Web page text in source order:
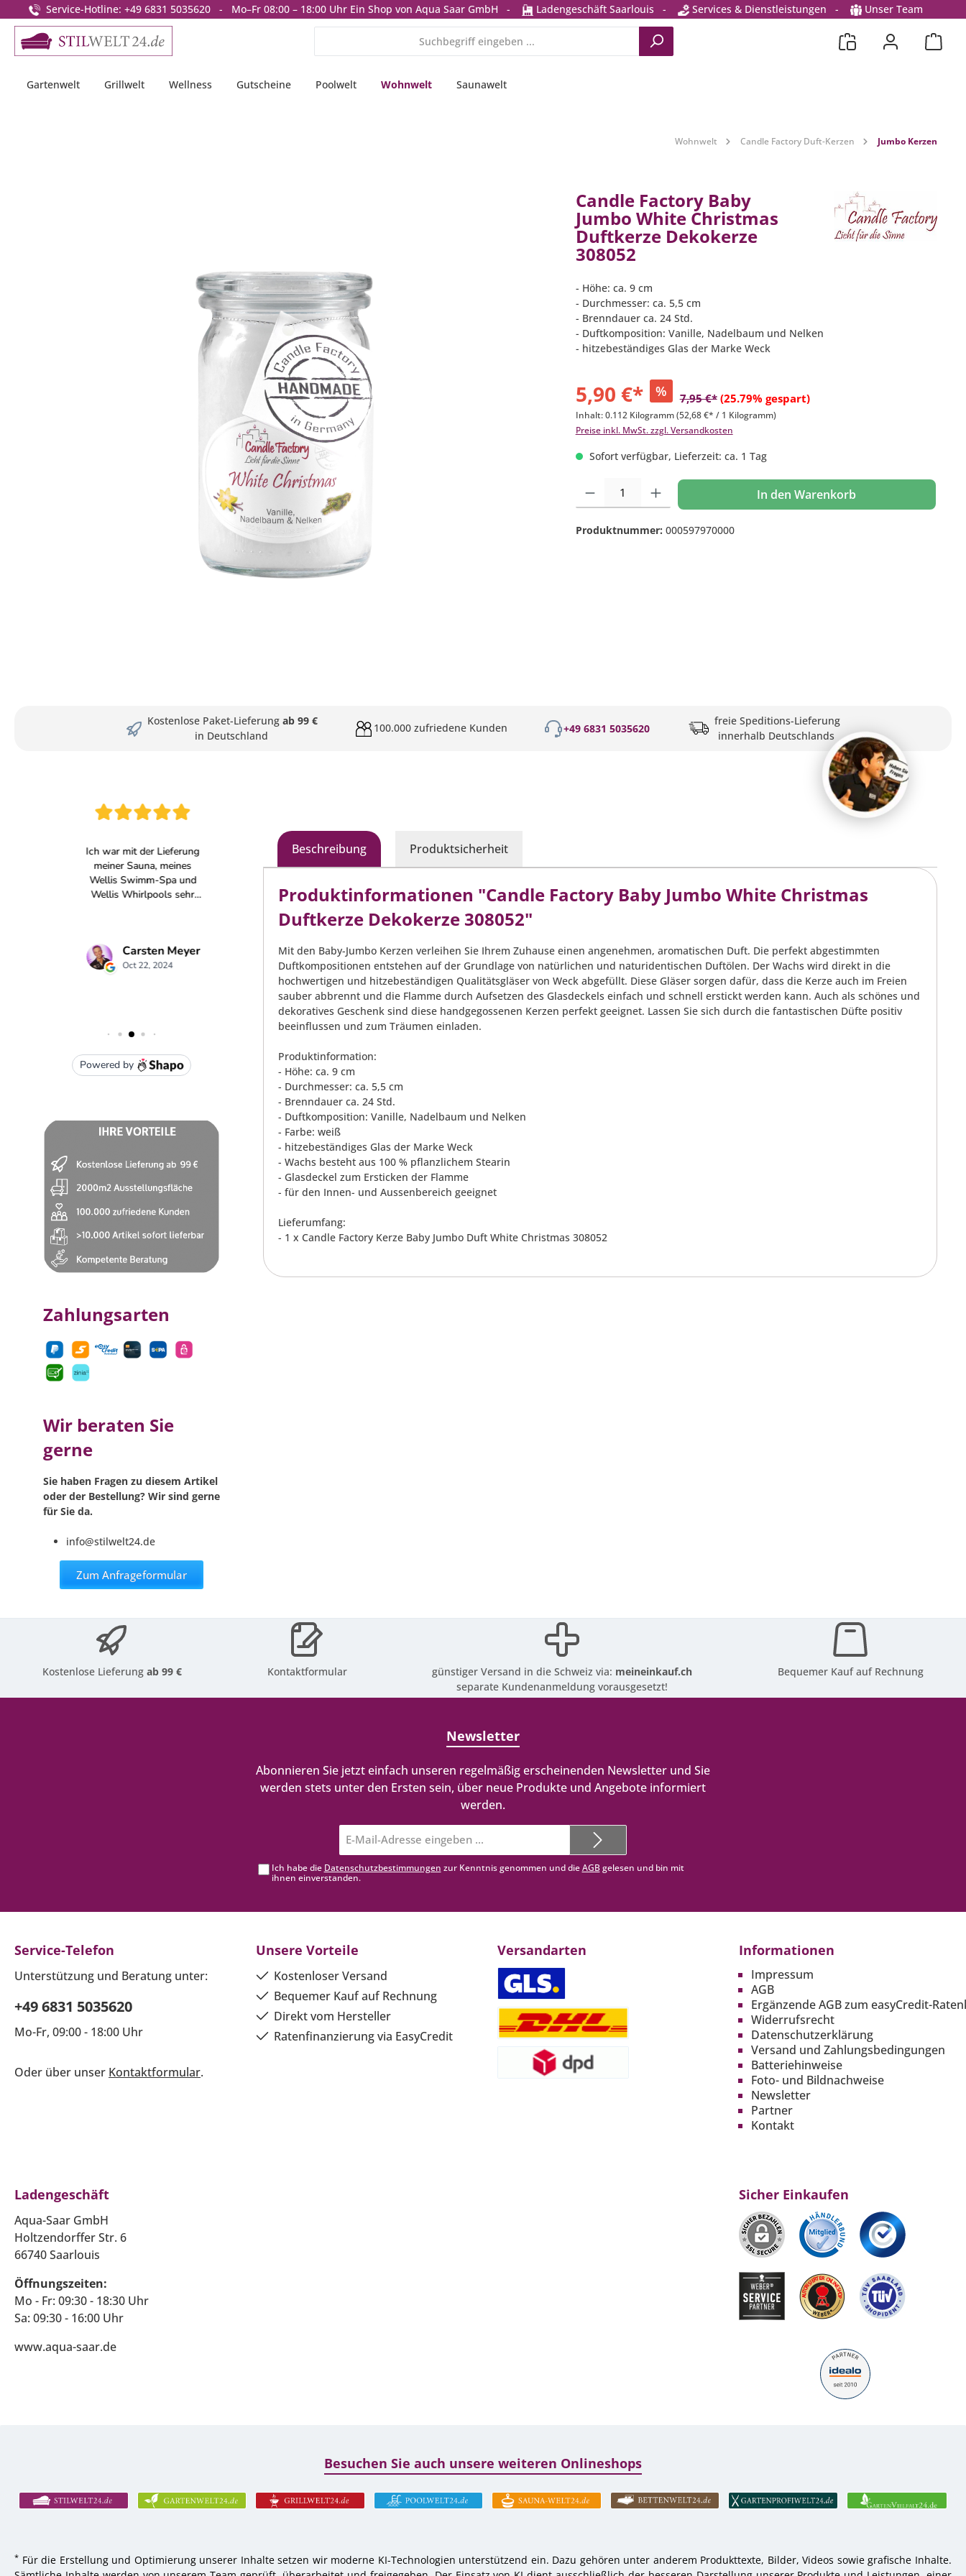
Zur Hauptnavigation springen
Service-Hotline: +49 6831 5035620 - Mo–Fr 08:00 – 18:00 Uhr Ein Shop von Aqua Saar GmbH - Ladengeschäft Saarlouis - Services & Dienstleistungen - Unser Team
Gartenwelt Grillwelt Wellness Gutscheine Poolwelt Wohnwelt Saunawelt
Wohnwelt Candle Factory Duft-Kerzen Jumbo Kerzen
Candle Factory Baby
Jumbo White Christmas
Duftkerze Dekokerze
308052
- Höhe: ca. 9 cm
- Durchmesser: ca. 5,5 cm
- Brenndauer ca. 24 Std.
- Duftkomposition: Vanille, Nadelbaum und Nelken
- hitzebeständiges Glas der Marke Weck
5,90 €* % 7,95 €* (25.79% gespart)
Inhalt:0.112 Kilogramm(52,68 €* / 1 Kilogramm)
Preise inkl. MwSt. zzgl. Versandkosten
Sofort verfügbar, Lieferzeit: ca. 1 Tag
Produkt Anzahl: Gib den gewünschten Wert ein oder benutze die Schaltflächen um die
In den Warenkorb
Produktnummer: 000597970000
Kostenlose Paket-Lieferung ab 99 €
in Deutschland
100.000 zufriedene Kunden +49 6831 5035620
freie Speditions-Lieferung
innerhalb Deutschlands
Zahlungsarten
Wir beraten Sie
gerne
Sie haben Fragen zu diesem Artikel
oder der Bestellung? Wir sind gerne
für Sie da.
info@stilwelt24.de
Zum Anfrageformular
Beschreibung Produktsicherheit
Produktinformationen "Candle Factory Baby Jumbo White Christmas
Duftkerze Dekokerze 308052"
Mit den Baby-Jumbo Kerzen verleihen Sie Ihrem Zuhause einen angenehmen, aromatischen Duft. Die perfekt abgestimmten
Duftkompositionen entstehen auf der Grundlage von natürlichen und naturidentischen Duftölen. Der Wachs wird direkt in die
hochwertigen und hitzebeständigen Qualitätsgläser von Weck abgefüllt. Diese Gläser sorgen dafür, dass die Kerze auch im Freien
sauber abbrennt und die Flamme durch Aufsetzen des Glasdeckels einfach und schnell erstickt werden kann. Auch als schönes und
dekoratives Geschenk sind diese handgegossenen Kerzen perfekt geeignet. Lassen Sie sich durch die fantastischen Düfte positiv
beeinflussen und zum Träumen einladen.
Produktinformation:
- Höhe: ca. 9 cm
- Durchmesser: ca. 5,5 cm
- Brenndauer ca. 24 Std.
- Duftkomposition: Vanille, Nadelbaum und Nelken
- Farbe: weiß
- hitzebeständiges Glas der Marke Weck
- Wachs besteht aus 100 % pflanzlichem Stearin
- Glasdeckel zum Ersticken der Flamme
- für den Innen- und Aussenbereich geeignet
Lieferumfang:
- 1 x Candle Factory Kerze Baby Jumbo Duft White Christmas 308052
Kostenlose Lieferungab 99 € Kontaktformular günstiger Versand in die Schweiz via: meineinkauf.ch
separate Kundenanmeldung vorausgesetzt!
Bequemer Kauf auf Rechnung
Newsletter
Abonnieren Sie jetzt einfach unseren regelmäßig erscheinenden Newsletter und Sie
werden stets unter den Ersten sein, über neue Produkte und Angebote informiert
werden.
Mail-
Adresse*
Ich habe die Datenschutzbestimmungen zur Kenntnis genommen und dieAGBgelesen und bin mit
ihnen einverstanden.
Service-Telefon
Unterstützung und Beratung unter:
+49 6831 5035620
Mo-Fr, 09:00 - 18:00 Uhr
Oder über unser Kontaktformular.
Unsere Vorteile
Kostenloser Versand
Bequemer Kauf auf Rechnung
Direkt vom Hersteller
Ratenfinanzierung via EasyCredit
Versandarten Informationen
Impressum
AGB
Ergänzende AGB zum easyCredit-
Widerrufsrecht
Datenschutzerklärung
Versand und Zahlungsbedingungen
Batteriehinweise
Foto- und Bildnachweise
Newsletter
Partner
Kontakt
Ladengeschäft
Aqua-Saar GmbH
Holtzendorffer Str. 6
66740 Saarlouis
Öffnungszeiten:
Mo - Fr: 09:30 - 18:30 Uhr
Sa: 09:30 - 16:00 Uhr
www.aqua-saar.de
Sicher Einkaufen
Besuchen Sie auch unsere weiteren Onlineshops
* Für die Erstellung und Optimierung unserer Inhalte setzen wir moderne KI-Technologien unterstützend ein. Dazu gehören unter anderem Produkttexte, Bilder, Videos sowie grafische Inhalte.